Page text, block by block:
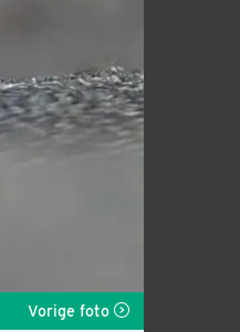
Vorige foto